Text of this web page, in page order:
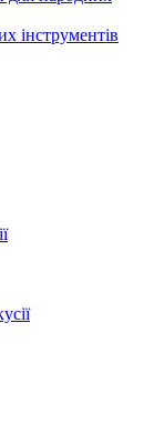
інструментів